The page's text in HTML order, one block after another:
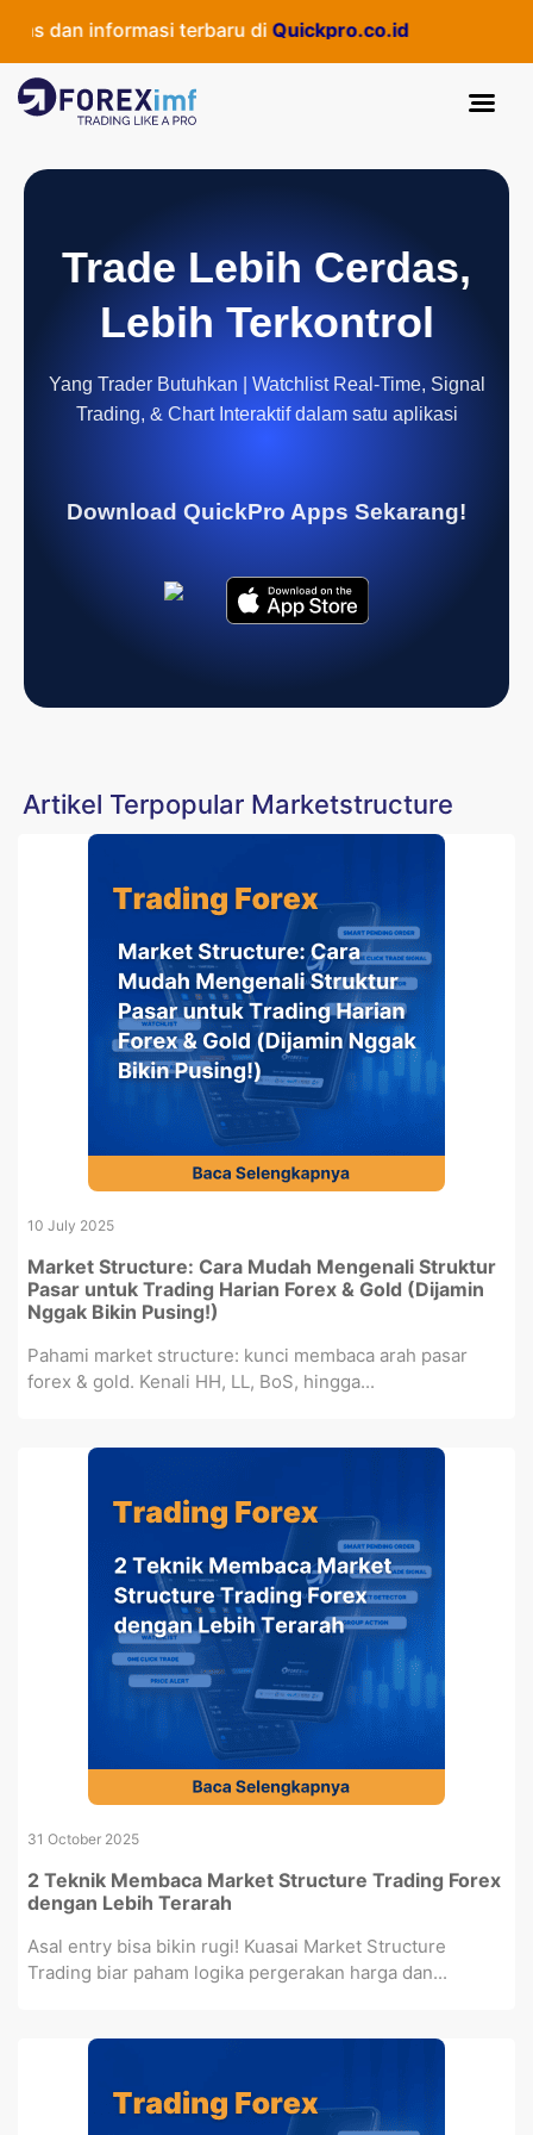
dan informasi terbaru di Quickpro.co.id
Trade Lebih Cerdas,
Lebih Terkontrol
Yang Trader Butuhkan | Watchlist Real-Time, Signal
Trading, & Chart Interaktif dalam satu aplikasi
Download QuickPro Apps Sekarang!
Artikel Terpopular Marketstructure
10 July 2025
Market Structure: Cara Mudah Mengenali Struktur
Pasar untuk Trading Harian Forex & Gold (Dijamin
Nggak Bikin Pusing!)
Pahami market structure: kunci membaca arah pasar
forex & gold. Kenali HH, LL, BoS, hingga...
31 October 2025
2 Teknik Membaca Market Structure Trading Forex
dengan Lebih Terarah
Asal entry bisa bikin rugi! Kuasai Market Structure
Trading biar paham logika pergerakan harga dan...